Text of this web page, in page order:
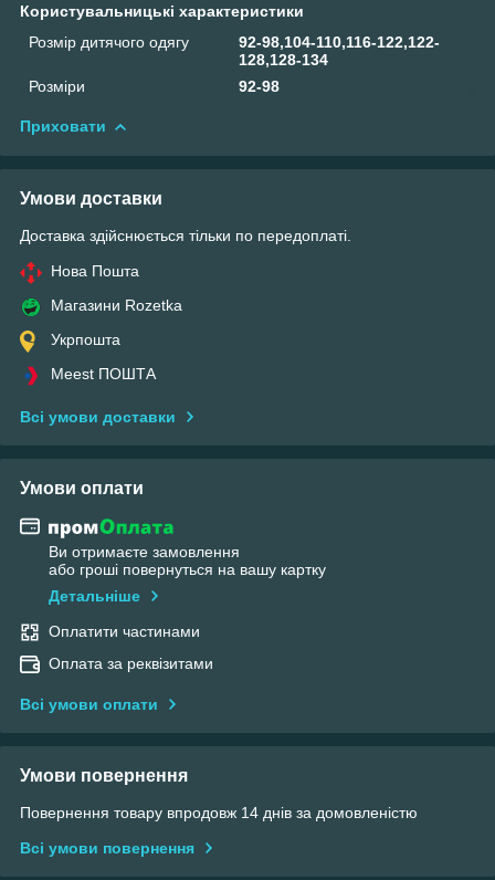
Користувальницькі характеристики
Розмір дитячого одягу
92-98,104-110,116-122,122-
128,128-134
Розміри
92-98
Приховати
Умови доставки
Доставка здійснюється тільки по передоплаті.
Нова Пошта
Магазини Rozetka
Укрпошта
Meest ПОШТА
Всі умови доставки
Умови оплати
Ви отримаєте замовлення
або гроші повернуться на вашу картку
Детальніше
Оплатити частинами
Оплата за реквізитами
Всі умови оплати
Умови повернення
Повернення товару впродовж 14 днів за домовленістю
Всі умови повернення